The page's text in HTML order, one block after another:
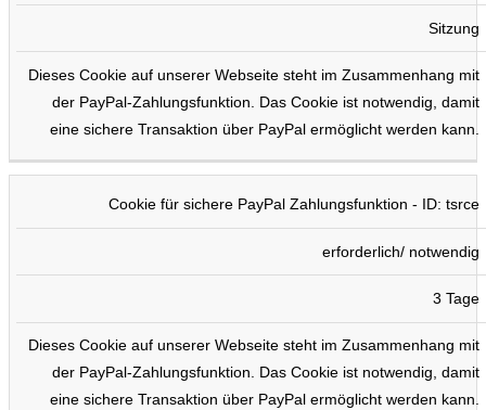
Sitzung
Dieses Cookie auf unserer Webseite steht im Zusammenhang mit
der PayPal-Zahlungsfunktion. Das Cookie ist notwendig, damit
eine sichere Transaktion über PayPal ermöglicht werden kann.
Cookie für sichere PayPal Zahlungsfunktion - ID: tsrce
erforderlich/ notwendig
3 Tage
Dieses Cookie auf unserer Webseite steht im Zusammenhang mit
der PayPal-Zahlungsfunktion. Das Cookie ist notwendig, damit
eine sichere Transaktion über PayPal ermöglicht werden kann.